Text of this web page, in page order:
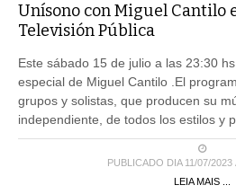
Unísono con Miguel Cantilo
Televisión Pública
Este sábado 15 de julio a las 23:30
especial de Miguel Cantilo .El
grupos y solistas, que producen su
independiente, de todos los estilos y
PUBLICADO DIA 11/07/2023
LEIA MAIS ...